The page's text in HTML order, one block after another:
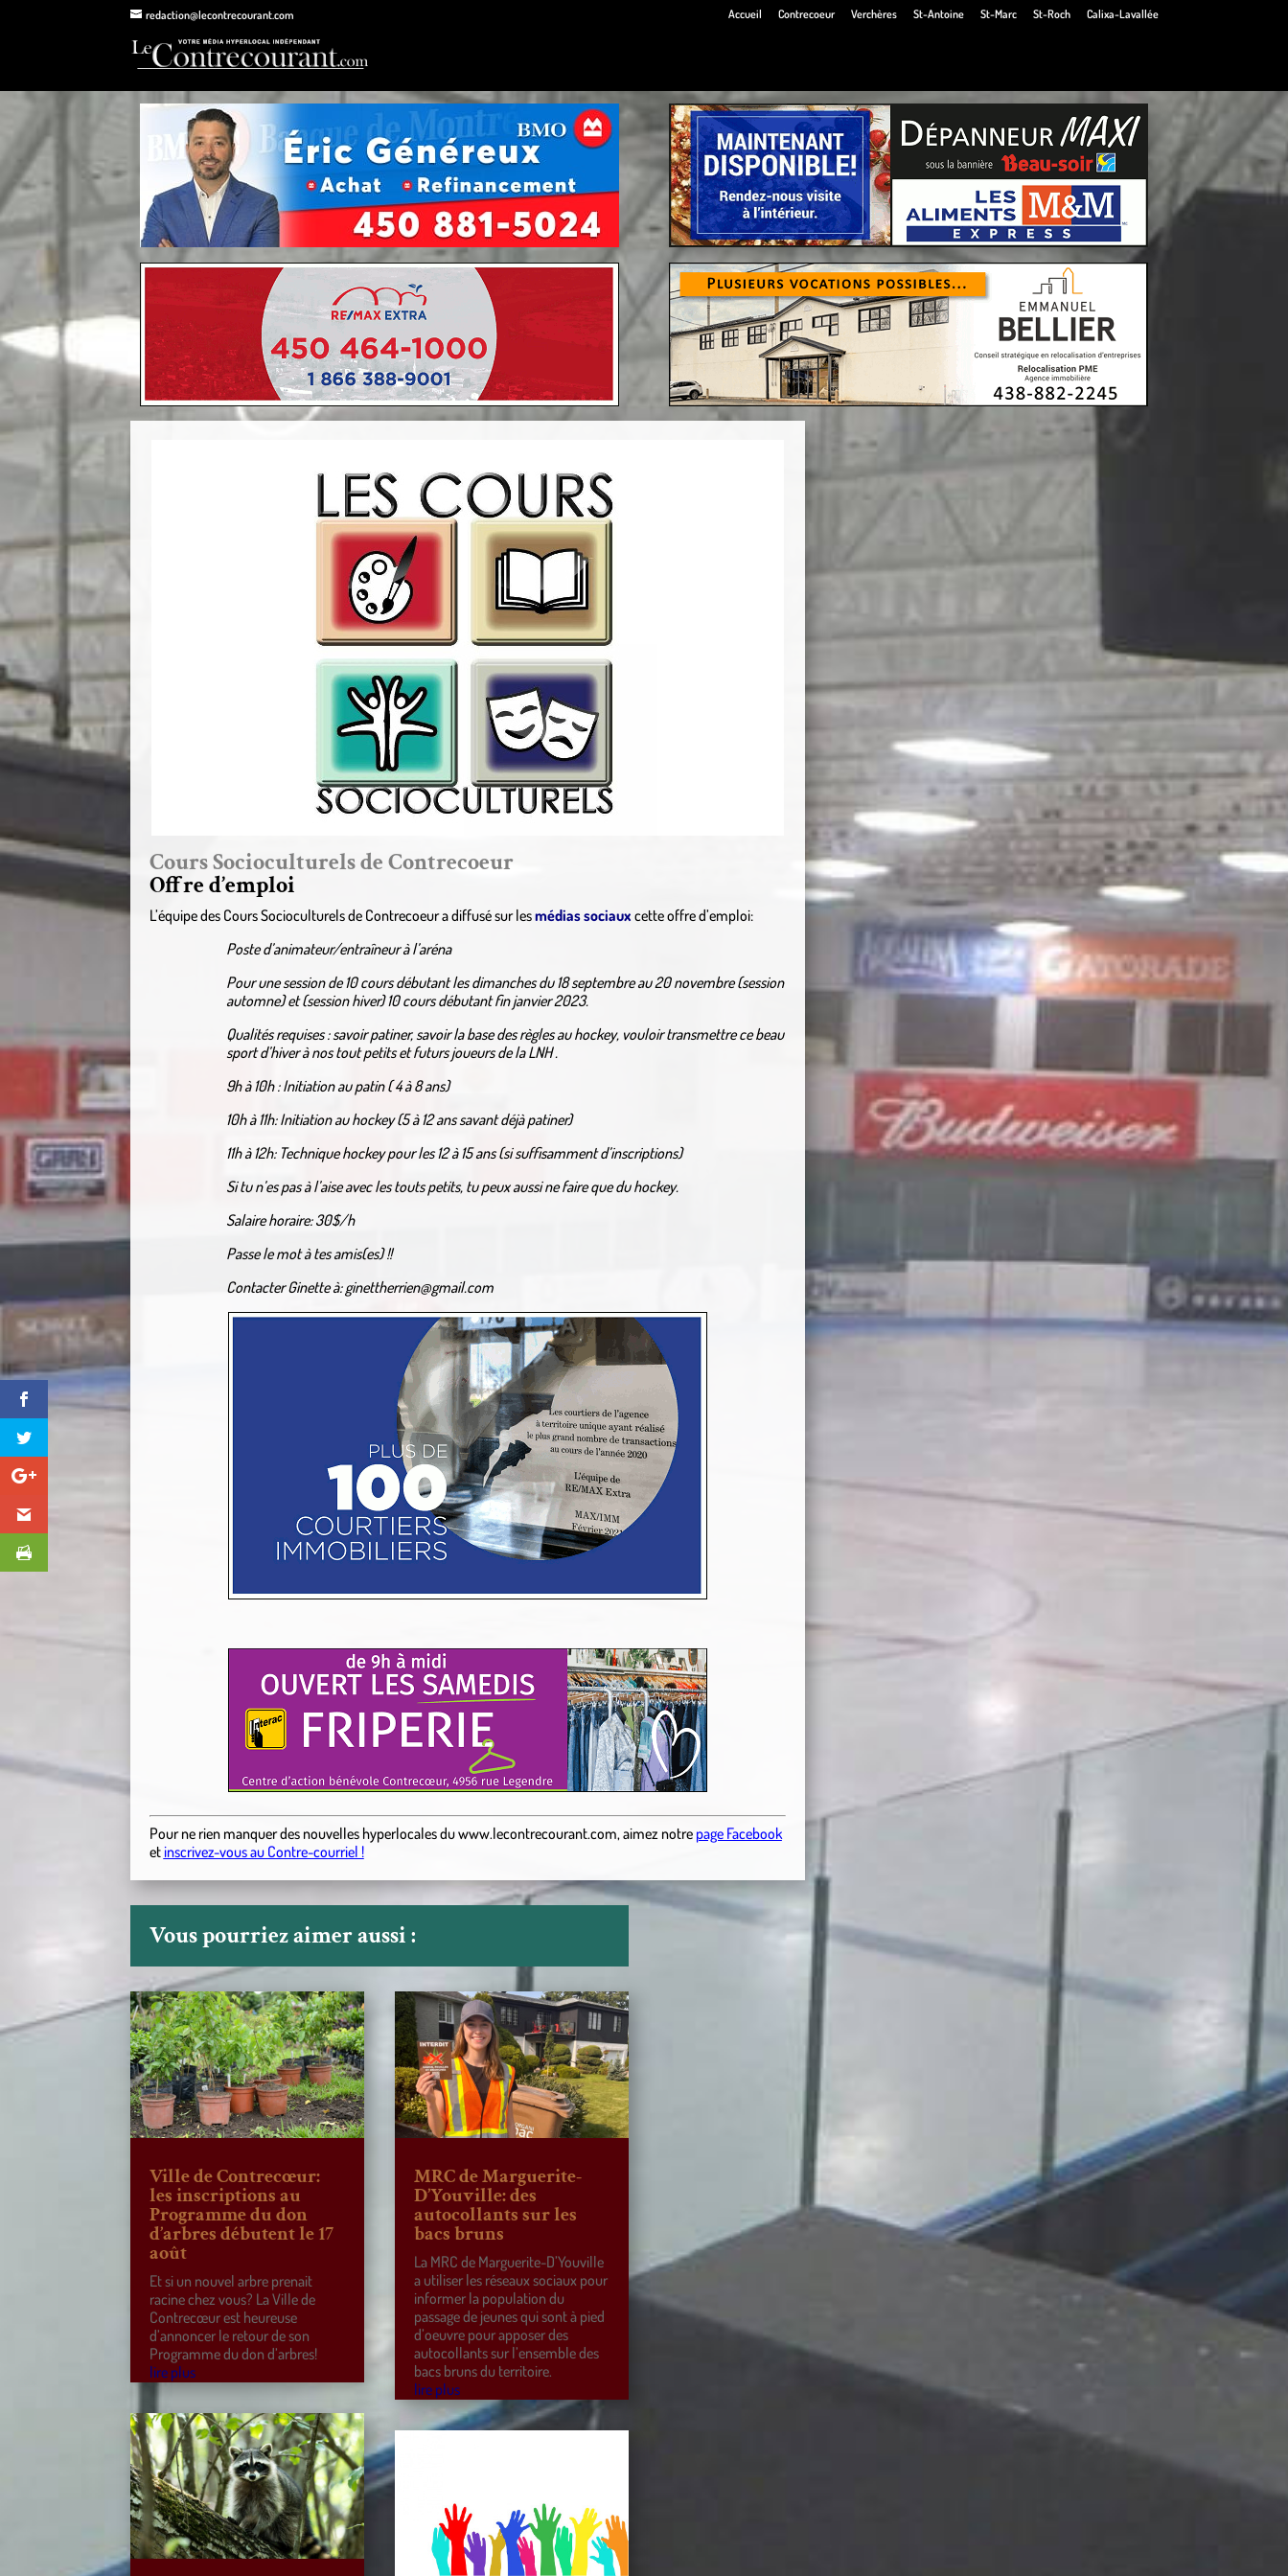
redaction@lecontrecourant.com Accueil Contrecoeur Verchères St-Antoine St-Marc St-Roch Calixa-Lavallée
Cours Socioculturels de Contrecoeur
Offre d’emploi
L’équipe des Cours Socioculturels de Contrecoeur a diffusé sur lesmédias sociaux cette offre d’emploi:
Poste d’animateur/entraîneur à l’aréna
Pour une session de 10 cours débutant les dimanches du 18 septembre au 20 novembre (session
automne) et (session hiver) 10 cours débutant fin janvier 2023.
Qualités requises : savoir patiner, savoir la base des règles au hockey, vouloir transmettre ce beau
sport d’hiver à nos tout petits et futurs joueurs de la LNH .
9h à 10h : Initiation au patin ( 4 à 8 ans)
10h à 11h: Initiation au hockey (5 à 12 ans savant déjà patiner)
11h à 12h: Technique hockey pour les 12 à 15 ans (si suffisamment d’inscriptions)
Si tu n’es pas à l’aise avec les touts petits, tu peux aussi ne faire que du hockey.
Salaire horaire: 30$/h
Passe le mot à tes amis(es) !!
Contacter Ginette à: ginettherrien@gmail.com
Pour ne rien manquer des nouvelles hyperlocalesduwww.lecontrecourant.com,aimez notre page Facebook
etinscrivez-vous au Contre-courriel !
Vous pourriez aimer aussi :
Ville de Contrecœur:
les inscriptions au
Programme du don
d’arbres débutent le 17
août
Et si un nouvel arbre prenait
racine chez vous? La Ville de
Contrecœur est heureuse
d’annoncer le retour de son
Programme du don d’arbres!
lire plus
MRC de Marguerite-
D’Youville: des
autocollants sur les
bacs bruns
La MRC de Marguerite-D’Youville
a utiliser les réseaux sociaux pour
informer la population du
passage de jeunes qui sont à pied
d’oeuvre pour apposer des
autocollants sur l’ensemble des
bacs bruns du territoire.
lire plus